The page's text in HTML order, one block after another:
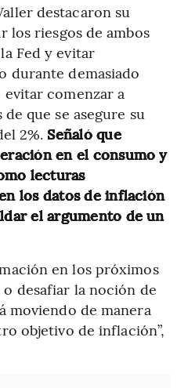
destacaron su
riesgos de ambos
Fed y evitar
durante demasiado
comenzar a
que se asegure su
2%. Señaló que
en el consumo y
lecturas
los datos de inflación
el argumento de un
en los próximos
desafiar la noción de
moviendo de manera
objetivo de inflación”,